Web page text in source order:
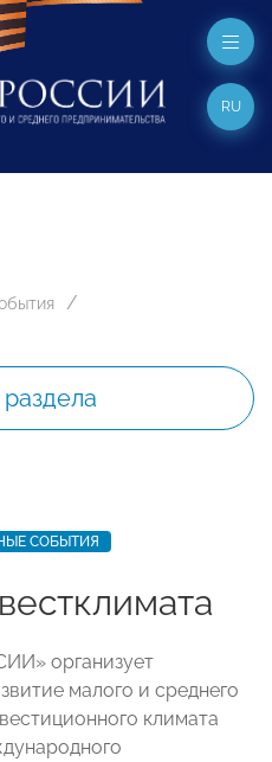
RU
СОБЫТИЯ
организует
малого и среднего
климата